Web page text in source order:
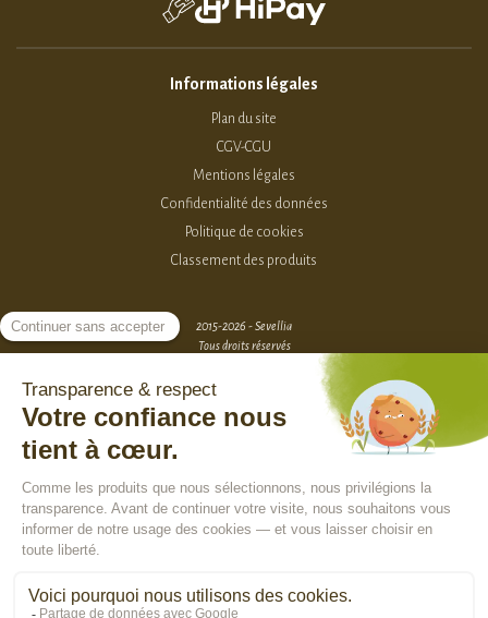
Informations légales
Plan du site
CGV-CGU
Mentions légales
Confidentialité des données
Politique de cookies
Classement des produits
2015-2026 - Sevellia
Tous droits réservés
ACCÈS VENDEURS
CONTACTEZ-NOUS
SE CONNECTER